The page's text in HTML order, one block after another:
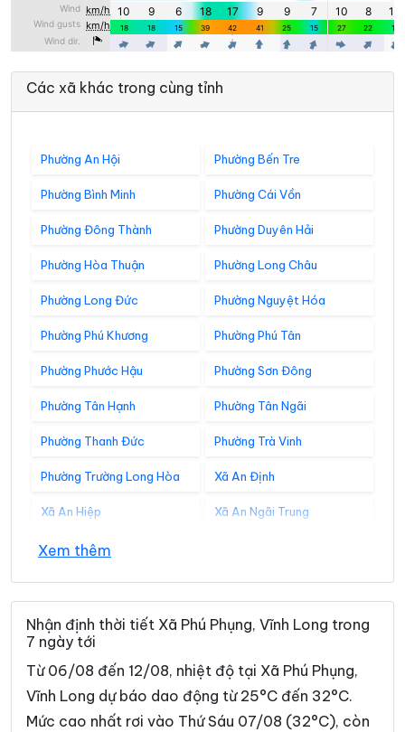
Các xã khác trong cùng tỉnh
Phường An Hội Phường Bến Tre
Phường Bình Minh Phường Cái Vồn
Phường Đông Thành Phường Duyên Hải
Phường Hòa Thuận Phường Long Châu
Phường Long Đức Phường Nguyệt Hóa
Phường Phú Khương Phường Phú Tân
Phường Phước Hậu Phường Sơn Đông
Phường Tân Hạnh Phường Tân Ngãi
Phường Thanh Đức Phường Trà Vinh
Phường Trường Long Hòa Xã An Định
Xã An Hiệp Xã An Ngãi Trung
Xã An Phú Tân
Xã Ba Tri Xã Bảo Thạnh
Xã Bình Đại Xã Bình Phú
Xã Bình Phước
Xã Cái Nhum Xã Càng Long
Xã Cầu Kè Xã Cầu Ngang
Xem thêm
Nhận định thời tiết Xã Phú Phụng, Vĩnh Long trong
7 ngày tới
Từ 06/08 đến 12/08, nhiệt độ tại Xã Phú Phụng,
Vĩnh Long dự báo dao động từ 25°C đến 32°C.
Mức cao nhất rơi vào Thứ Sáu 07/08 (32°C), còn